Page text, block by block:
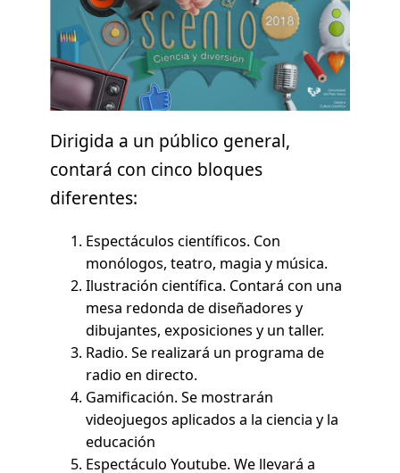
Dirigida a un público general,
contará con cinco bloques
diferentes:
Espectáculos científicos. Con
monólogos, teatro, magia y música.
Ilustración científica. Contará con una
mesa redonda de diseñadores y
dibujantes, exposiciones y un taller.
Radio. Se realizará un programa de
radio en directo.
Gamificación. Se mostrarán
videojuegos aplicados a la ciencia y la
educación
Espectáculo Youtube. We llevará a